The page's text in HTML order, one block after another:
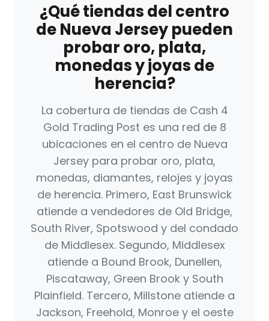
¿Qué tiendas del centro
de Nueva Jersey pueden
probar oro, plata,
monedas y joyas de
herencia?
La cobertura de tiendas de Cash 4
Gold Trading Post es una red de 8
ubicaciones en el centro de Nueva
Jersey para probar oro, plata,
monedas, diamantes, relojes y joyas
de herencia. Primero, East Brunswick
atiende a vendedores de Old Bridge,
South River, Spotswood y del condado
de Middlesex. Segundo, Middlesex
atiende a Bound Brook, Dunellen,
Piscataway, Green Brook y South
Plainfield. Tercero, Millstone atiende a
Jackson, Freehold, Monroe y el oeste